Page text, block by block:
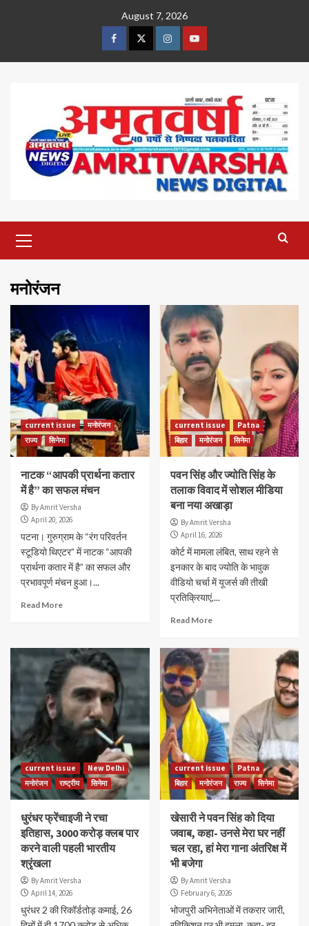
August 7, 2026
FacebookTwitterInstagramYoutube
Menu
मनोरंजन
current issue
मनोरंजन
राज्य
सिनेमा
नाटक “आपकी प्रार्थना कतार
में है” का सफल मंचन
By Amrit Versha
April 20, 2026
पटना। गुरुग्राम के “रंग परिवर्तन
स्टूडियो थिएटर” में नाटक “आपकी
प्रार्थना कतार में है” का सफल और
प्रभावपूर्ण मंचन हुआ।...
Read More
current issue
Patna
बिहार
मनोरंजन सिनेमा
पवन सिंह और ज्योति सिंह के
तलाक विवाद में सोशल मीडिया
बना नया अखाड़ा
By Amrit Versha
April 16, 2026
कोर्ट में मामला लंबित, साथ रहने से
इनकार के बाद ज्योति के भावुक
वीडियो चर्चा में यूजर्स की तीखी
प्रतिक्रियाएं,...
Read More
current issue
New Delhi
मनोरंजन
राष्ट्रीय सिनेमा
धुरंधर फ्रेंचाइजी ने रचा
इतिहास, 3000 करोड़ क्लब पार
करने वाली पहली भारतीय
श्रृंखला
By Amrit Versha
April 14, 2026
धुरंधर 2 की रिकॉर्डतोड़ कमाई, 26
current issue
Patna
बिहार
मनोरंजन राज्य सिनेमा
खेसारी ने पवन सिंह को दिया
जवाब, कहा- उनसे मेरा घर नहीं
चल रहा, हां मेरा गाना अंतरिक्ष में
भी बजेगा
By Amrit Versha
February 6, 2026
भोजपुरी अभिनेताओं में तकरार जारी,